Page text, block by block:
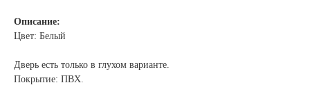
Описание:
Цвет: Белый
Дверь есть только в глухом варианте.
Покрытие: ПВХ.